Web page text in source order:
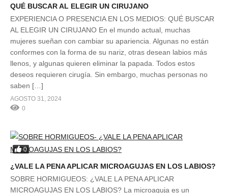
QUÉ BUSCAR AL ELEGIR UN CIRUJANO
EXPERIENCIA O PRESENCIA EN LOS MEDIOS: QUÉ BUSCAR
AL ELEGIR UN CIRUJANO En el mundo actual, muchas
mujeres sueñan con cambiar su apariencia. Algunas no están
conformes con la forma de su nariz, otras desean labios más
llenos, y algunas quieren eliminar la papada. Todos estos
deseos requieren cirugía. Sin embargo, muchas personas no
saben […]
AGOSTO 31, 2024
0
0
¿VALE LA PENA APLICAR MICROAGUJAS EN LOS LABIOS?
SOBRE HORMIGUEOS: ¿VALE LA PENA APLICAR
MICROAGUJAS EN LOS LABIOS? La microaguja es un